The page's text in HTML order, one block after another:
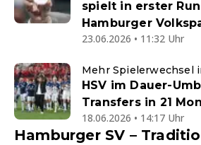
spielt in erster
Hamburger
23.06.2026 • 11:32 Uhr
Mehr Spielerwechsel
HSV im Dauer-
Transfers in 21
18.06.2026 • 14:17 Uhr
Hamburger SV –